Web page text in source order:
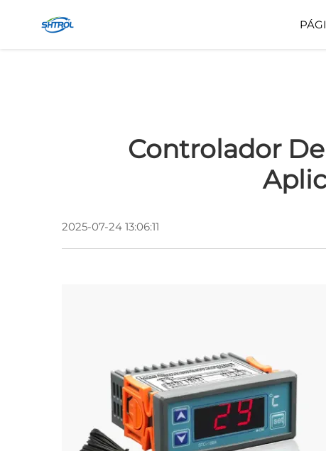
Controlador
2025-07-24 13:06:11